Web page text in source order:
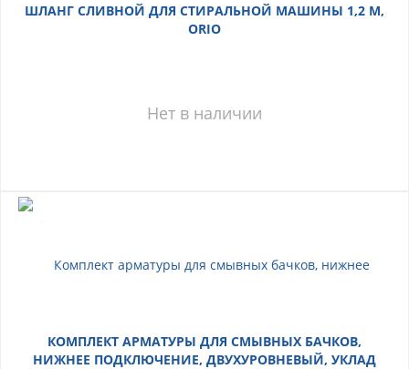
ШЛАНГ СЛИВНОЙ ДЛЯ СТИРАЛЬНОЙ МАШИНЫ 1,2 М,
ORIO
Нет в наличии
КОМПЛЕКТ АРМАТУРЫ ДЛЯ СМЫВНЫХ БАЧКОВ,
НИЖНЕЕ ПОДКЛЮЧЕНИЕ, ДВУХУРОВНЕВЫЙ, УКЛАД